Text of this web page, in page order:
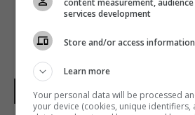
НОВОСТИ УКРАИНЫ И МИРА
content measurement, audience
services development
Store and/or access
Learn more
Your personal data will be processed
your device (cookies, unique identifiers,